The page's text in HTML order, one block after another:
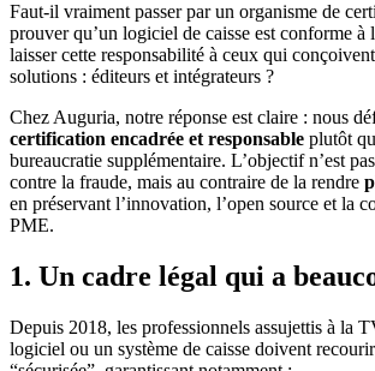
Faut-il vraiment passer par un organisme de
prouver qu’un logiciel de caisse est conforme à
laisser cette responsabilité à ceux qui
solutions : éditeurs et intégrateurs ?
Chez Auguria, notre réponse est claire : nous
certification encadrée et responsable plutôt
bureaucratie supplémentaire. L’objectif n’est
contre la fraude, mais au contraire de la rendre
en préservant l’innovation, l’open source et la
PME.
1. Un cadre légal qui a
Depuis 2018, les professionnels assujettis à la
logiciel ou un système de caisse doivent